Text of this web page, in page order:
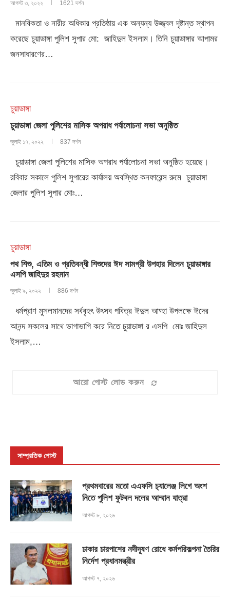
আগস্ট ৩, ২০২২ 1621 দর্শন
মানবিকতা ও নারীর অধিকার প্রতিষ্ঠায় এক অন্যন্য উজ্জ্বল দৃষ্টান্ত স্থাপন
করেছে চুয়াডাঙ্গা পুলিশ সুপার মো: জাহিদুল ইসলাম। তিনি চুয়াডাঙ্গার আপামর
জনসাধারণের…
চুয়াডাঙ্গা
চুয়াডাঙ্গা জেলা পুলিশের মাসিক অপরাধ পর্যালোচনা সভা অনুষ্ঠিত
জুলাই ১৭, ২০২২ 837 দর্শন
চুয়াডাঙ্গা জেলা পুলিশের মাসিক অপরাধ পর্যালোচনা সভা অনুষ্ঠিত হয়েছে।
রবিবার সকালে পুলিশ সুপারের কার্যালয় অবস্থিত কনফারেন্স রুমে চুয়াডাঙ্গা
জেলার পুলিশ সুপার মোঃ…
চুয়াডাঙ্গা
পথ শিশু, এতিম ও প্রতিবন্ধী শিশুদের ঈদ সামগ্রী উপহার দিলেন চুয়াডাঙ্গার
এসপি জাহিদুর রহমান
জুলাই ৯, ২০২২ 886 দর্শন
ধর্মপ্রাণ মুসলমানদের সর্ববৃহৎ উৎসব পবিত্র ঈদুল আয্হা উপলক্ষে ঈদের
আনন্দ সকলের সাথে ভাগাভাগি করে নিতে চুয়াডাঙ্গা র এসপি মোঃ জাহিদুল
ইসলাম,…
আরো পোস্ট লোড করুন
সাম্প্রতিক পোস্ট
প্রথমবারের মতো এএফসি চ‍্যালেঞ্জ লিগে অংশ
নিতে পুলিশ ফুটবল দলের আম্মান যাত্রা
আগস্ট ৮, ২০২৬
ঢাকার চারপাশের নদীদূষণ রোধে কর্মপরিকল্পনা তৈরির
নির্দেশ প্রধানমন্ত্রীর
আগস্ট ৭, ২০২৬